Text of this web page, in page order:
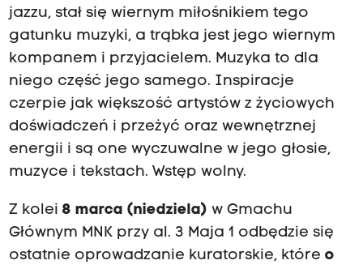
jazzu, stał się wiernym miłośnikiem tego
gatunku muzyki, a trąbka jest jego wiernym
kompanem i przyjacielem. Muzyka to dla
niego część jego samego. Inspiracje
czerpie jak większość artystów z życiowych
doświadczeń i przeżyć oraz wewnętrznej
energii i są one wyczuwalne w jego głosie,
muzyce i tekstach. Wstęp wolny.
Z kolei 8 marca (niedziela) w Gmachu
Głównym MNK przy al. 3 Maja 1 odbędzie się
ostatnie oprowadzanie kuratorskie, które o